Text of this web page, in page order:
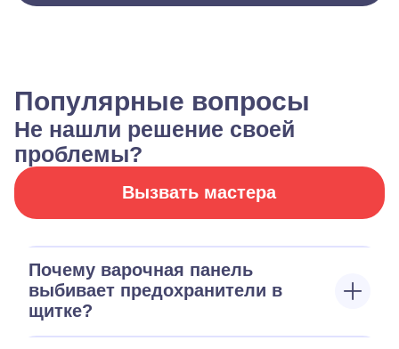
Популярные вопросы
Не нашли решение своей
проблемы?
Вызвать мастера
Почему варочная панель
выбивает предохранители в
щитке?